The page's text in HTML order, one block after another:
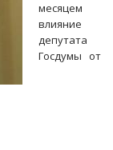
месяцем
влияние
депутата
Госдумы от